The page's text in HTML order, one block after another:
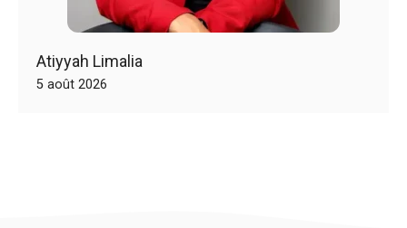
Atiyyah Limalia
5 août 2026